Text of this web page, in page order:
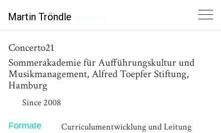
Martin Tröndle
Concerto21
Sommerakademie für Aufführungskultur und
Musikmanagement, Alfred Toepfer Stiftung,
Hamburg
Since 2008
Formate
Curriculumentwicklung und Leitung